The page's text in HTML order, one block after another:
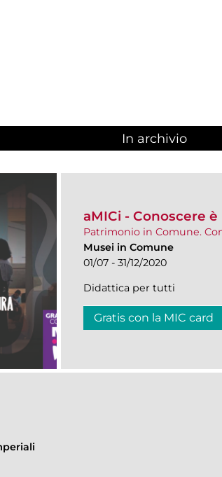
In archivio
aMICi - Conoscere
Patrimonio in Comune.
Musei in Comune
01/07 - 31/12/2020
Didattica per tutti
Gratis con la MIC card